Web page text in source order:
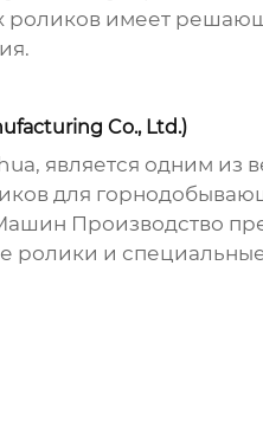
роликовимеет
Co., Ltd.)
является одним из
для
Производство
ролики и